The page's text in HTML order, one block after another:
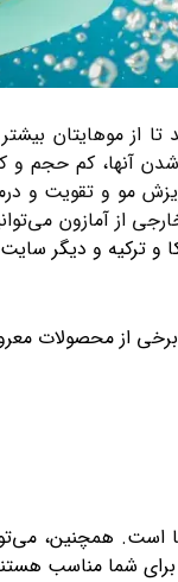
از موهایتان
شدن آنها، کم
مو و تقویت و
آمازون
و ترکیه و دیگر
از محصولات معروف
همچنین،
شما مناسب